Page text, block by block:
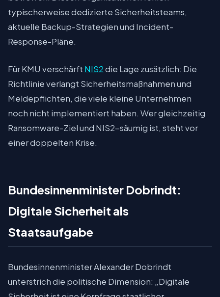
typischerweise dedizierte Sicherheitsteams,
aktuelle Backup-Strategien und Incident-
Response-Pläne.
Für KMU verschärft NIS2die Lage zusätzlich: Die
Richtlinie verlangt Sicherheitsmaßnahmen und
Meldepflichten, die viele kleine Unternehmen
noch nicht implementiert haben. Wer gleichzeitig
Ransomware-Ziel und NIS2-säumig ist, steht vor
einer doppelten Krise.
Bundesinnenminister Dobrindt:
Digitale Sicherheit als
Staatsaufgabe
Bundesinnenminister Alexander Dobrindt
unterstrich die politische Dimension: „Digitale